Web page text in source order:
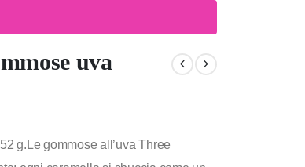
uva
g.Le gommose all’uva Three